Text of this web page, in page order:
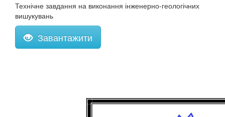
Технічне завдання на виконання інженерно-геологічних
вишукувань
Завантажити